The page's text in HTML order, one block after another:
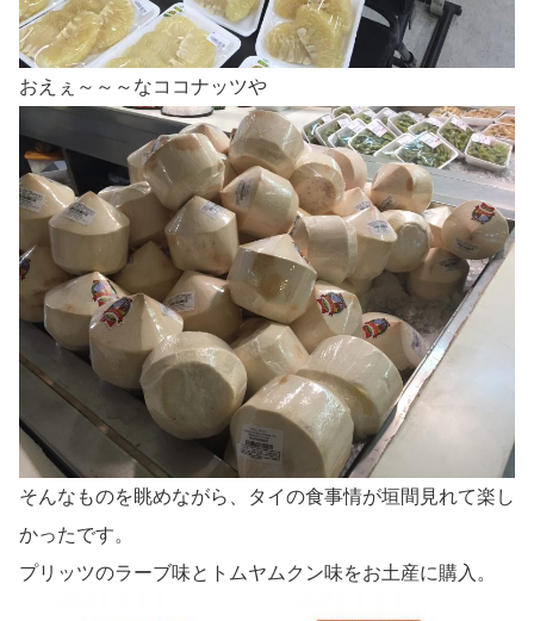
おえぇ～～～なココナッツや
そんなものを眺めながら、タイの食事情が垣間見れて楽し
かったです。
プリッツのラーブ味とトムヤムクン味をお土産に購入。